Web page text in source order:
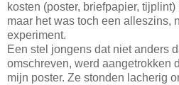
kosten (poster, briefpapier,
maar het was toch een alleszins,
experiment.
Een stel jongens dat niet anders
omschreven, werd aangetrokken
mijn poster. Ze stonden lacherig